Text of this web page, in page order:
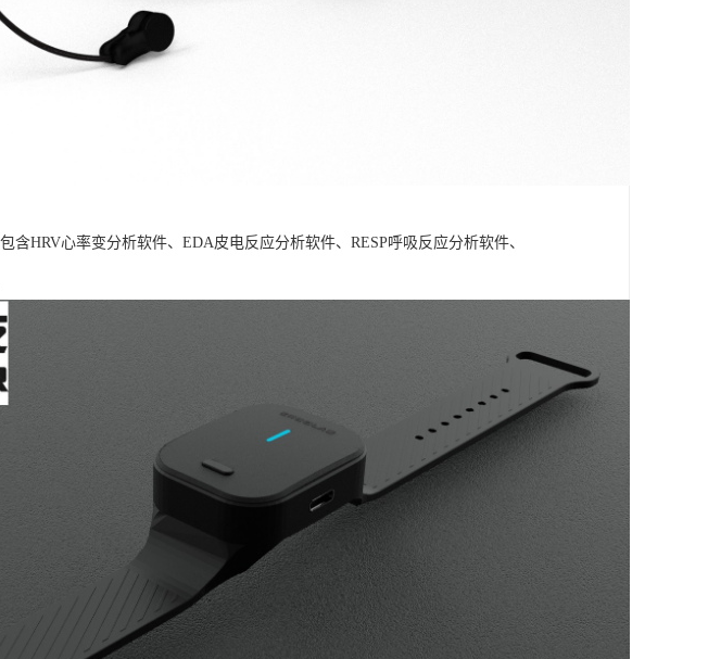
HRV心率变分析软件、EDA皮电反应分析软件、RESP呼吸反应分析软件、